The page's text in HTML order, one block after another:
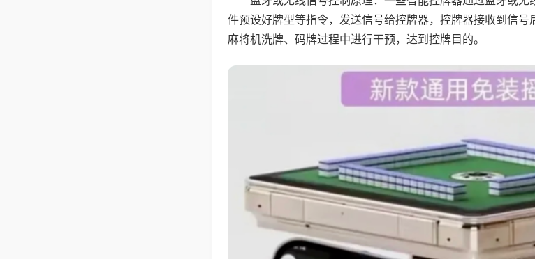
件预设好牌型等指令，发送信号给控牌器，控牌器接收到信
麻将机洗牌、码牌过程中进行干预，达到控牌目的。